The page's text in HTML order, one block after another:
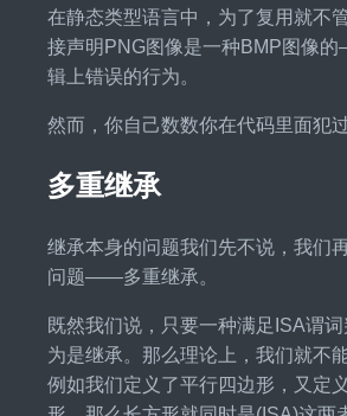
在静态类型语言中，为了复用就不
接声明PNG图像是一种BMP图像
辑上错误的行为。
然而，你自己数数你在代码里面犯
多重继承
继承本身的问题我们先不说，我们
问题——多重继承。
既然我们说，只要一种满足ISA谓
为是继承。那么理论上，我们就不
例如我们定义了平行四边形，又定